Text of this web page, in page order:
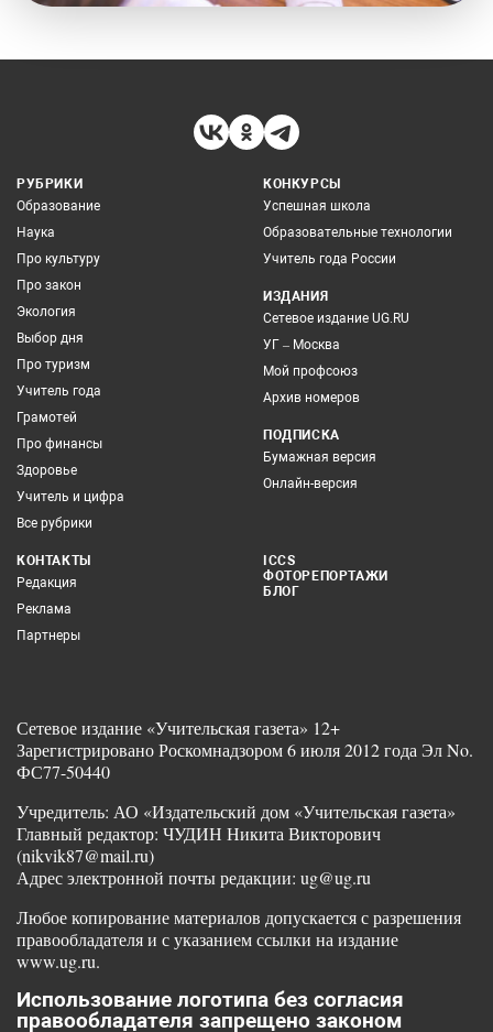
РУБРИКИ
Образование
Наука
Про культуру
Про закон
Экология
Выбор дня
Про туризм
Учитель года
Грамотей
Про финансы
Здоровье
Учитель и цифра
Все рубрики
КОНКУРСЫ
Успешная школа
Образовательные технологии
Учитель года России
ИЗДАНИЯ
Сетевое издание UG.RU
УГ – Москва
Мой профсоюз
Архив номеров
ПОДПИСКА
Бумажная версия
Онлайн-версия
КОНТАКТЫ
Редакция
Реклама
Партнеры
ICCS
ФОТОРЕПОРТАЖИ
БЛОГ
Сетевое издание «Учительская газета» 12+
Зарегистрировано Роскомнадзором 6 июля 2012 года Эл No.
ФС77-50440
Учредитель: АО «Издательский дом «Учительская газета»
Главный редактор: ЧУДИН Никита Викторович
(nikvik87@mail.ru)
Адрес электронной почты редакции: ug@ug.ru
Любое копирование материалов допускается с разрешения
правообладателя и с указанием ссылки на издание
www.ug.ru.
Использование логотипа без согласия
правообладателя запрещено законом